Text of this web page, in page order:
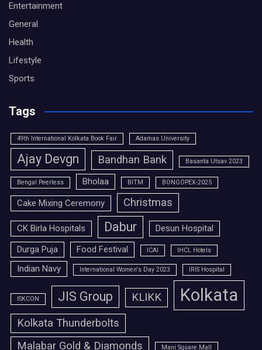
Entertainment
General
Health
Lifestyle
Sports
Tags
49th International Kolkata Book Fair Adamas University
Ajay Devgn Bandhan Bank Basanta Utsav 2023
Bengal Peerless Bholaa BITM BONGOPEX-2025
Cake Mixing Ceremony Christmas
CK Birla Hospitals Dabur
Desun Hospital
Durga Puja
Food Festival ICAI IHCL Hotels
Indian Navy International Women's Day 2023 IRIS Hospital
ISKCON JIS Group KLIKK Kolkata
Kolkata Thunderbolts
Malabar Gold & Diamonds
Mani Square Mall